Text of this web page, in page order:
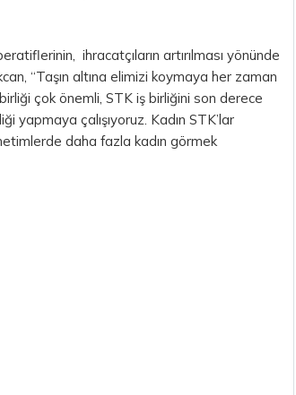
ihracatçıların artırılması yönünde
“Taşın altına elimizi koymaya her zaman
çok önemli, STK iş birliğini son derece
yapmaya çalışıyoruz. Kadın STK’lar
daha fazla kadın görmek